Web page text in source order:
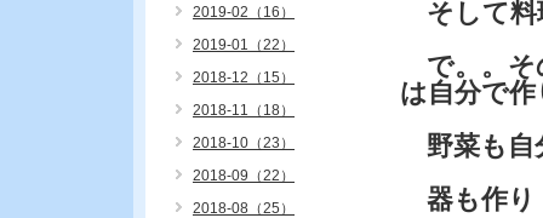
そして料
で。。そ
は自分で作
野菜も自
器も作り
2019-02（16）
2019-01（22）
2018-12（15）
2018-11（18）
2018-10（23）
2018-09（22）
2018-08（25）